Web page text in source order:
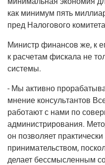
как мини­мум пять
пред Нало­го­во­го
Министр финан­сов же, к
к рас­че­там фис­ка­ла не
системы.
- Мы актив­но
мне­ние кон­суль­тан­тов
рабо­та­ют с нами по
адми­ни­стри­ро­ва­ния.
он поз­во­ля­ет
при­ни­ма­тель­ством,
дела­ет бес­смыс­лен­ным